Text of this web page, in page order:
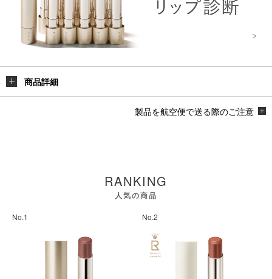
商品詳細
製品を航空便で送る際のご注意
RANKING
人気の商品
No.1 No.2